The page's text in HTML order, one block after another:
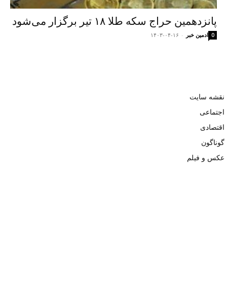
پانزدهمین حراج سکه طلا ۱۸ تیر برگزار می‌شود
ادمین خبر - ۱۴۰۳-۰۴-۱۶ 0
نقشه سایت
اجتماعی
اقتصادی
گوناگون
عکس و فیلم